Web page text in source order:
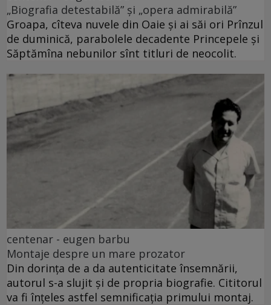
„Biografia detestabilă” și „opera admirabilă”
Groapa, cîteva nuvele din Oaie și ai săi ori Prînzul
de duminică, parabolele decadente Princepele și
Săptămîna nebunilor sînt titluri de neocolit.
centenar - eugen barbu
Montaje despre un mare prozator
Din dorința de a da autenticitate însemnării,
autorul s-a slujit și de propria biografie. Cititorul
va fi înțeles astfel semnificația primului montaj.